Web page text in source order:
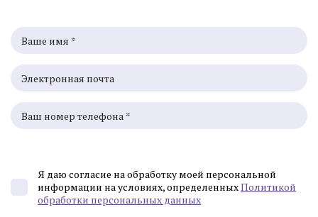
Я даю согласие на обработку моей персональной
информации на условиях, определенныхПолитикой
обработки персональных данных